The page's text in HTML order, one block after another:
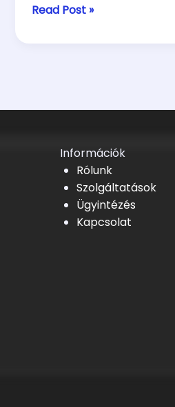
WATER
Read Post »
Információk
Rólunk
Szolgáltatások
Ügyintézés
Kapcsolat